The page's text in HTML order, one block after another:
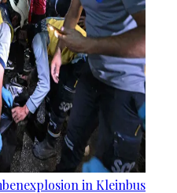
in Kleinbus